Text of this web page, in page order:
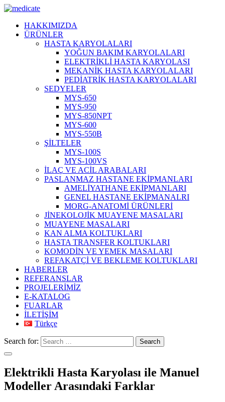
HAKKIMIZDA
ÜRÜNLER
HASTA KARYOLALARI
YOĞUN BAKIM KARYOLALARI
ELEKTRİKLİ HASTA KARYOLASI
MEKANİK HASTA KARYOLALARI
PEDİATRİK HASTA KARYOLALARI
SEDYELER
MYS-650
MYS-950
MYS-850NPT
MYS-600
MYS-550B
ŞİLTELER
MYS-100S
MYS-100VS
İLAÇ VE ACİL ARABALARI
PASLANMAZ HASTANE EKİPMANLARI
AMELİYATHANE EKİPMANLARI
GENEL HASTANE EKİPMANALRI
MORG-ANATOMİ ÜRÜNLERİ
JİNEKOLOJİK MUAYENE MASALARI
MUAYENE MASALARI
KAN ALMA KOLTUKLARI
HASTA TRANSFER KOLTUKLARI
KOMODİN VE YEMEK MASALARI
REFAKATÇİ VE BEKLEME KOLTUKLARI
HABERLER
REFERANSLAR
PROJELERİMİZ
E-KATALOG
FUARLAR
İLETİŞİM
Türkçe
Search for: Search
Elektrikli Hasta Karyolası ile Manuel
Modeller Arasındaki Farklar